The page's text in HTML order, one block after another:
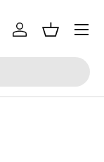
Einloggen
Menü